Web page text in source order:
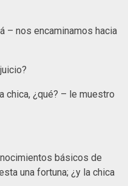
– nos encaminamos hacia
chica, ¿qué? – le muestro
básicos de
una fortuna; ¿y la chica